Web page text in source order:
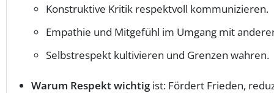
Konstruktive Kritik respektvoll kommunizieren.
Empathie und Mitgefühl im Umgang mit
Selbstrespekt kultivieren und Grenzen wahren.
Warum Respekt wichtigist: Fördert Frieden,